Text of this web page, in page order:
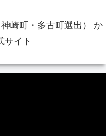
崎町・多古町選出） か
サイト